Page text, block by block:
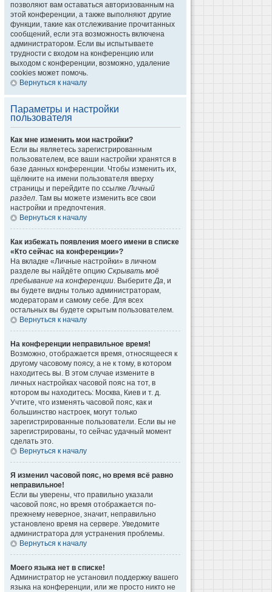
позволяют вам оставаться авторизованным на
этой конференции, а также выполняют другие
функции, такие как отслеживание прочитанных
сообщений, если эта возможность включена
администратором. Если вы испытываете
трудности с входом на конференцию или
выходом с конференции, возможно, удаление
cookies может помочь.
Вернуться к началу
Параметры и настройки
пользователя
Как мне изменить мои настройки?
Если вы являетесь зарегистрированным
пользователем, все ваши настройки хранятся в
базе данных конференции. Чтобы изменить их,
щёлкните на имени пользователя вверху
страницы и перейдите по ссылкеЛичный
раздел. Там вы можете изменить все свои
настройки и предпочтения.
Вернуться к началу
Как избежать появления моего имени в списке
«Кто сейчас на конференции»?
На вкладке «Личные настройки» в личном
разделе вы найдёте опцию Скрывать моё
пребывание на конференции. ВыберитеДа, и
вы будете видны только администраторам,
модераторам и самому себе. Для всех
остальных вы будете скрытым пользователем.
Вернуться к началу
На конференции неправильное время!
Возможно, отображается время, относящееся к
другому часовому поясу, а не к тому, в котором
находитесь вы. В этом случае измените в
личных настройках часовой пояс на тот, в
котором вы находитесь: Москва, Киев и т. д.
Учтите, что изменять часовой пояс, как и
большинство настроек, могут только
зарегистрированные пользователи. Если вы не
зарегистрированы, то сейчас удачный момент
сделать это.
Вернуться к началу
Я изменил часовой пояс, но время всё равно
неправильное!
Если вы уверены, что правильно указали
часовой пояс, но время отображается по-
прежнему неверное, значит, неправильно
установлено время на сервере. Уведомите
администратора для устранения проблемы.
Вернуться к началу
Моего языка нет в списке!
Администратор не установил поддержку вашего
языка на конференции, или же просто никто не